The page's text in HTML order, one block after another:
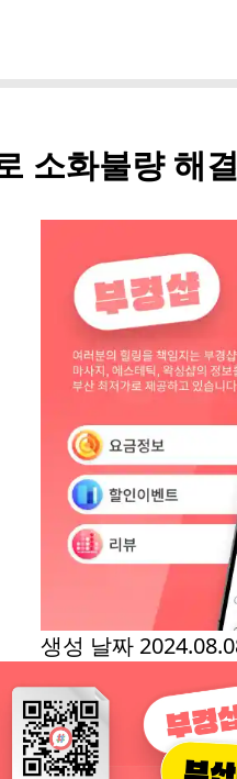
소화불량 해
생성 날짜